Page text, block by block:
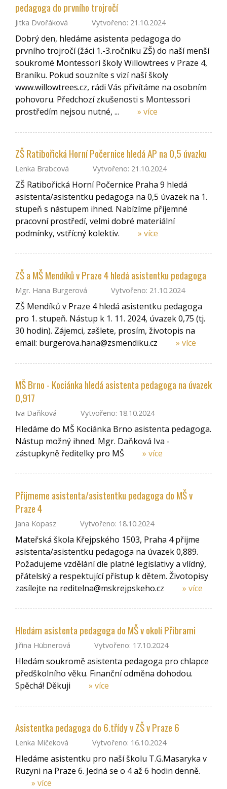
pedagoga do prvního trojročí
Jitka Dvořáková Vytvořeno: 21.10.2024
Dobrý den, hledáme asistenta pedagoga do
prvního trojročí (žáci 1.-3.ročníku ZŠ) do naší menší
soukromé Montessori školy Willowtrees v Praze 4,
Braníku. Pokud souzníte s vizí naší školy
www.willowtrees.cz, rádi Vás přivítáme na osobním
pohovoru. Předchozí zkušenosti s Montessori
prostředím nejsou nutné, ...
» více
ZŠ Ratibořická Horní Počernice hledá AP na 0,5 úvazku
Lenka Brabcová Vytvořeno: 21.10.2024
ZŠ Ratibořická Horní Počernice Praha 9 hledá
asistenta/asistentku pedagoga na 0,5 úvazek na 1.
stupeň s nástupem ihned. Nabízíme příjemné
pracovní prostředí, velmi dobré materiální
podmínky, vstřícný kolektiv.
» více
ZŠ a MŠ Mendíků v Praze 4 hledá asistentku pedagoga
Mgr. Hana Burgerová Vytvořeno: 21.10.2024
ZŠ Mendíků v Praze 4 hledá asistentku pedagoga
pro 1. stupeň. Nástup k 1. 11. 2024, úvazek 0,75 (tj.
30 hodin). Zájemci, zašlete, prosím, životopis na
email: burgerova.hana@zsmendiku.cz
» více
MŠ Brno - Kociánka hledá asistenta pedagoga na úvazek
0,917
Iva Daňková Vytvořeno: 18.10.2024
Hledáme do MŠ Kociánka Brno asistenta pedagoga.
Nástup možný ihned. Mgr. Daňková Iva -
zástupkyně ředitelky pro MŠ
» více
Přijmeme asistenta/asistentku pedagoga do MŠ v
Praze 4
Jana Kopasz Vytvořeno: 18.10.2024
Mateřská škola Křejpského 1503, Praha 4 přijme
asistenta/asistentku pedagoga na úvazek 0,889.
Požadujeme vzdělání dle platné legislativy a vlídný,
přátelský a respektující přístup k dětem. Životopisy
zasílejte na reditelna@mskrejpskeho.cz
» více
Hledám asistenta pedagoga do MŠ v okolí Příbrami
Jiřina Hübnerová Vytvořeno: 17.10.2024
Hledám soukromě asistenta pedagoga pro chlapce
předškolního věku. Finanční odměna dohodou.
Spěchá! Děkuji
» více
Asistentka pedagoga do 6.třídy v ZŠ v Praze 6
Lenka Mičeková Vytvořeno: 16.10.2024
Hledáme asistentku pro naší školu T.G.Masaryka v
Ruzyni na Praze 6. Jedná se o 4 až 6 hodin denně.
» více